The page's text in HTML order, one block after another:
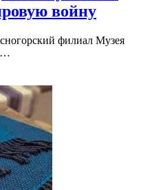
войну
филиал Музея